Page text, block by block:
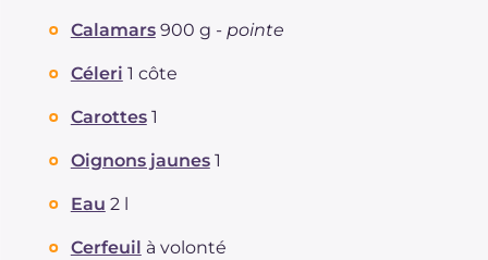
Calamars 900 g - pointe
Céleri 1 côte
Carottes 1
Oignons jaunes 1
Eau 2 l
Cerfeuil à volonté